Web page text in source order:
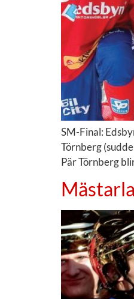
SM-Final:
Törnberg
Pär Törnberg